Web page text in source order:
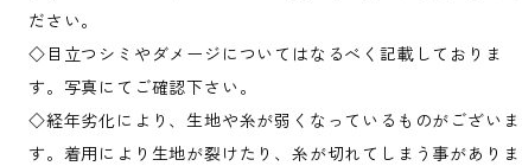
ださい。
◇目立つシミやダメージについてはなるべく記載しておりま
す。写真にてご確認下さい。
◇経年劣化により、生地や糸が弱くなっているものがございま
す。着用により生地が裂けたり、糸が切れてしまう事がありま